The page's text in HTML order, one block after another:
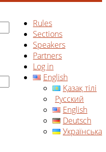
Rules
Sections
Speakers
Partners
Log in
English
Қазақ тілі
Русский
English
Deutsch
Українська